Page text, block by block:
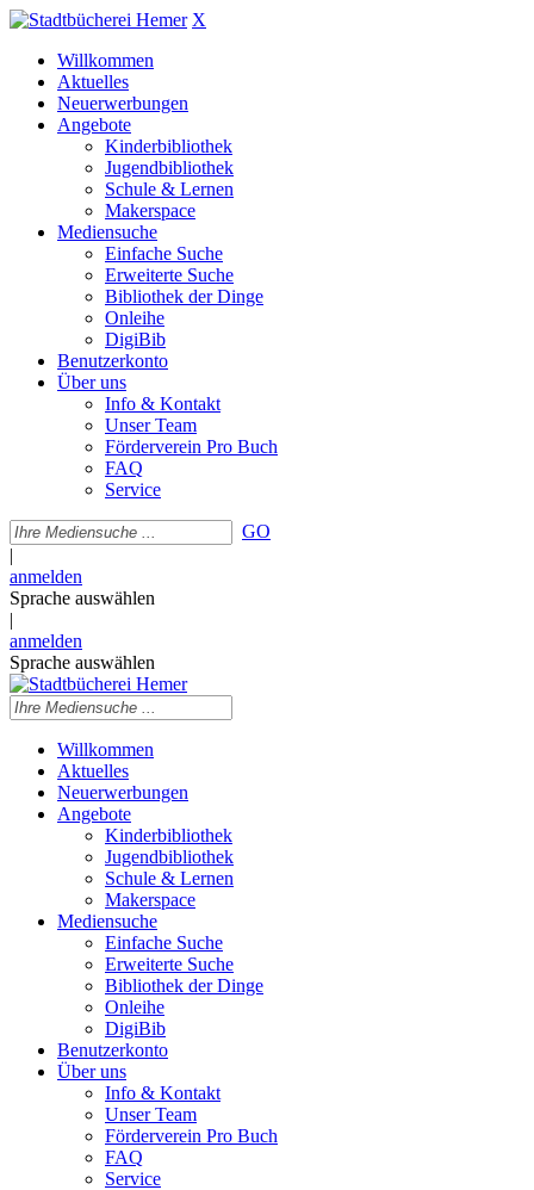
X
Willkommen
Aktuelles
Neuerwerbungen
Angebote
Kinderbibliothek
Jugendbibliothek
Schule & Lernen
Makerspace
Mediensuche
Einfache Suche
Erweiterte Suche
Bibliothek der Dinge
Onleihe
DigiBib
Benutzerkonto
Über uns
Info & Kontakt
Unser Team
Förderverein Pro Buch
FAQ
Service
GO
|
anmelden
Sprache auswählen
|
anmelden
Sprache auswählen
Willkommen
Aktuelles
Neuerwerbungen
Angebote
Kinderbibliothek
Jugendbibliothek
Schule & Lernen
Makerspace
Mediensuche
Einfache Suche
Erweiterte Suche
Bibliothek der Dinge
Onleihe
DigiBib
Benutzerkonto
Über uns
Info & Kontakt
Unser Team
Förderverein Pro Buch
FAQ
Service